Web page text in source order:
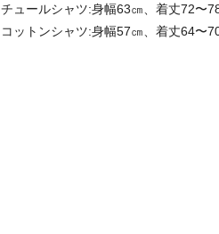
チュールシャツ:身幅63㎝、着丈72〜
コットンシャツ:身幅57㎝、着丈64〜